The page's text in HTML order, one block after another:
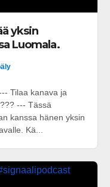
yksin
Luomala.
Tilaa kanava ja
--- Tässä
kanssa hänen yksin
Kä...